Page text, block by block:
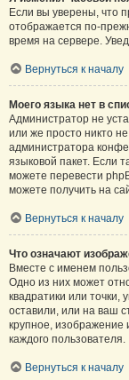
Если вы уверены, что
отображается по-
время на сервере.
Вернуться к началу
Моего языка нет в
Администратор не
или же просто никто
администратора
языковой пакет. Если
можете перевести
можете получить на
Вернуться к началу
Что означают
Вместе с именем
Одно из них может
квадратики или
оставили, или на ваш
крупное, изображение
каждого пользователя.
Вернуться к началу